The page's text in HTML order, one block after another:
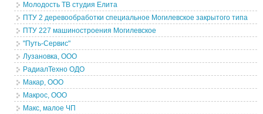
Молодость ТВ студия Елита
ПТУ 2 деревообработки специальное Могилевское закрытого типа
ПТУ 227 машиностроения Могилевское
"Путь-Сервис"
Лузановка, ООО
РадиалТехно ОДО
Макар, ООО
Макрос, ООО
Макс, малое ЧП